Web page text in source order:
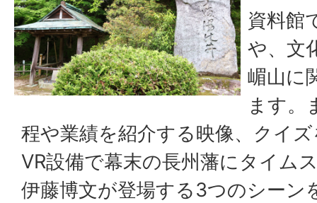
資料館
や、文
嵋山に
ます。
程や業績を紹介する映像、クイ
VR設備で幕末の長州藩にタイム
伊藤博文が登場する3つのシーン